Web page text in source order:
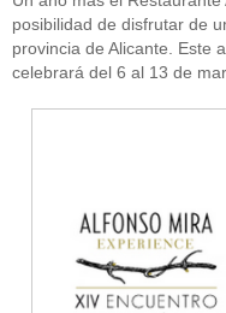
posibilidad de disfrutar de
provincia de Alicante. Este
celebrará del 6 al 13 de